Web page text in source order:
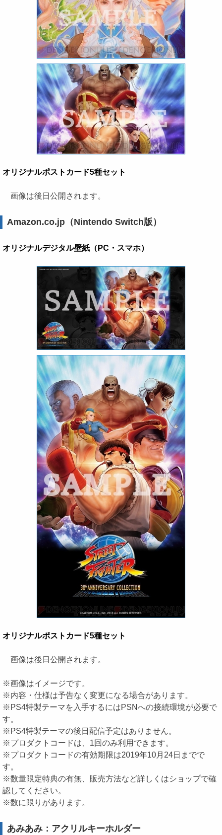
オリジナルポストカード5種セット
画像は後日公開されます。
Amazon.co.jp（Nintendo Switch版）
オリジナルデジタル壁紙（PC・スマホ）
オリジナルポストカード5種セット
画像は後日公開されます。
※画像はイメージです。
※内容・仕様は予告なく変更になる場合があります。
※PS4特製テーマを入手するにはPSNへの接続環境が必要で
す。
※PS4特製テーマの後日配信予定はありません。
※プロダクトコードは、1回のみ利用できます。
※プロダクトコードの有効期限は2019年10月24日までで
す。
※数量限定特典の有無、販売方法など詳しくはショップで確
認してください。
※数に限りがあります。
あみあみ：アクリルキーホルダー